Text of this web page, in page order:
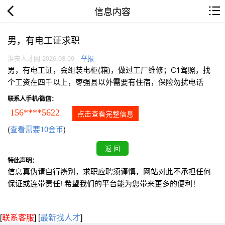
信息内容
男，有电工证求职
淮安人才网 2026.08.09 举报
男，有电工证，会组装电柜(箱)，做过工厂维修；C1驾照，找
个工资在四千以上，枣强县以外需要有住宿，保险勿扰电话
联系人手机/微信：
156****5622 点击查看完整信息
(查看需要10金币)
特此声明：
信息真伪请自行辨别，求职应聘须谨慎，网站对此不承担任何
保证或连带责任! 希望我们的平台能为您带来更多的便利！
[联系客服] [最新找人才]